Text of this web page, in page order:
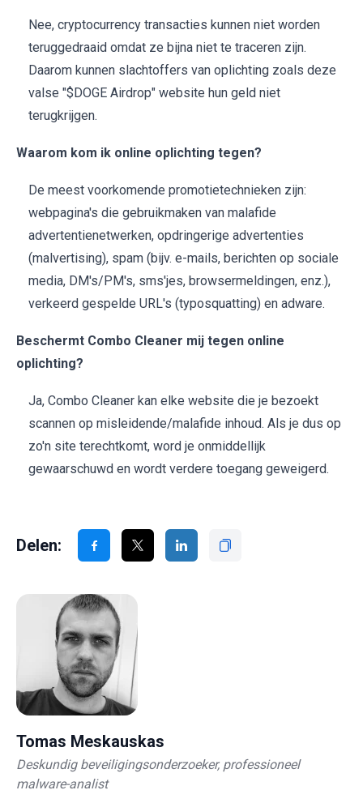
Nee, cryptocurrency transacties kunnen niet worden
teruggedraaid omdat ze bijna niet te traceren zijn.
Daarom kunnen slachtoffers van oplichting zoals deze
valse "$DOGE Airdrop" website hun geld niet
terugkrijgen.
Waarom kom ik online oplichting tegen?
De meest voorkomende promotietechnieken zijn:
webpagina's die gebruikmaken van malafide
advertentienetwerken, opdringerige advertenties
(malvertising), spam (bijv. e-mails, berichten op sociale
media, DM's/PM's, sms'jes, browsermeldingen, enz.),
verkeerd gespelde URL's (typosquatting) en adware.
Beschermt Combo Cleaner mij tegen online
oplichting?
Ja, Combo Cleaner kan elke website die je bezoekt
scannen op misleidende/malafide inhoud. Als je dus op
zo'n site terechtkomt, word je onmiddellijk
gewaarschuwd en wordt verdere toegang geweigerd.
Delen:
Tomas Meskauskas
Deskundig beveiligingsonderzoeker, professioneel
malware-analist